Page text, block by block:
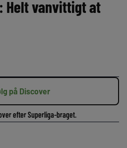
Helt vanvittigt at
på Discover
efter Superliga-braget.